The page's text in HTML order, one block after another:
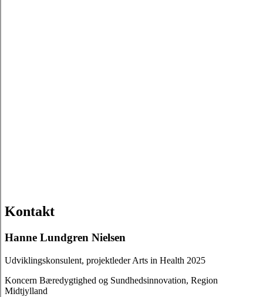
Kontakt
Hanne Lundgren Nielsen
Udviklingskonsulent, projektleder Arts in Health 2025
Koncern Bæredygtighed og Sundhedsinnovation, Region
Midtjylland